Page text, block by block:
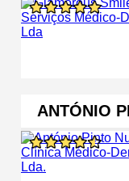
ANTÓNIO